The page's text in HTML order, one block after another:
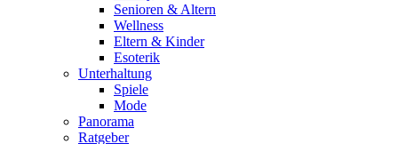
Senioren & Altern
Wellness
Eltern & Kinder
Esoterik
Unterhaltung
Spiele
Mode
Panorama
Ratgeber